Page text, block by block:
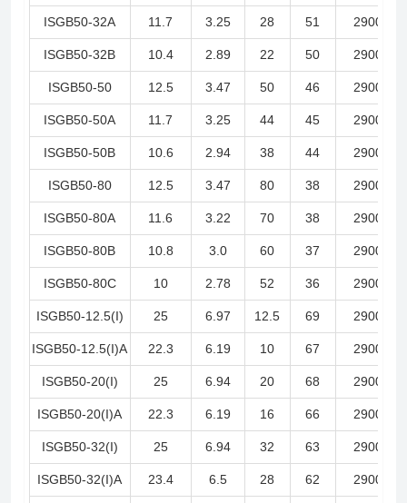
ISGB50-32A 11.7 3.25 28 51 2900
ISGB50-32B 10.4 2.89 22 50 2900
ISGB50-50 12.5 3.47 50 46 2900
ISGB50-50A 11.7 3.25 44 45 2900
ISGB50-50B 10.6 2.94 38 44 2900
ISGB50-80 12.5 3.47 80 38 2900
ISGB50-80A 11.6 3.22 70 38 2900
ISGB50-80B 10.8 3.0 60 37 2900
ISGB50-80C 10 2.78 52 36 2900
ISGB50-12.5(I) 25 6.97 12.5 69 2900
ISGB50-12.5(I)A 22.3 6.19 10 67 2900
ISGB50-20(I) 25 6.94 20 68 2900
ISGB50-20(I)A 22.3 6.19 16 66 2900
ISGB50-32(I) 25 6.94 32 63 2900
ISGB50-32(I)A 23.4 6.5 28 62 2900